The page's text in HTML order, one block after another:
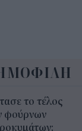
το τέλος
φούρνων